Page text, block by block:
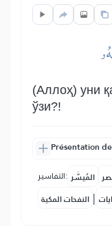
(Аллоҳ) уни
ўзи?!
Présentation
التفاسير: المُيسَّر
النفحات المكية |